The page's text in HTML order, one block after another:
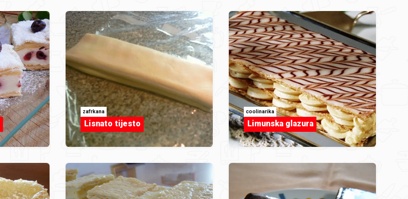
zafrkana
Lisnato tijesto
coolinarika
Limunska glazura